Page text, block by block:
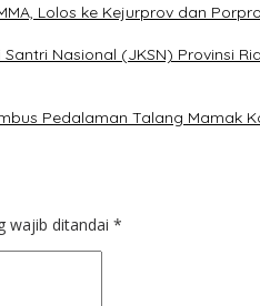
Lolos ke Kejurprov dan
Nasional (JKSN) Provinsi
Pedalaman Talang
wajib ditandai *